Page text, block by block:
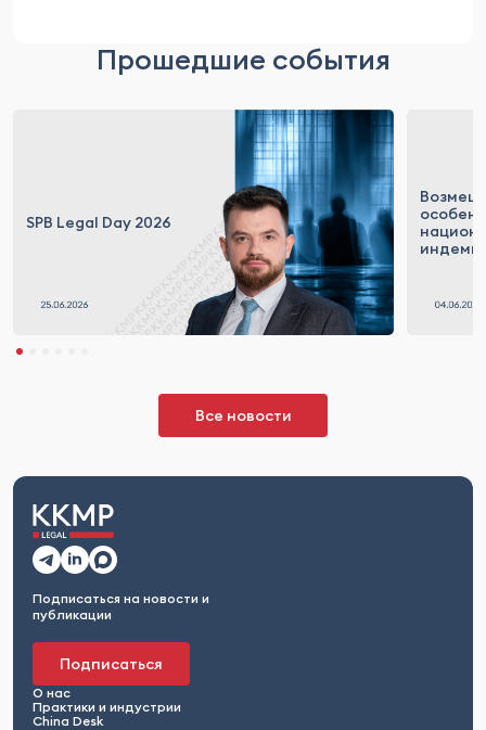
Прошедшие события
SPB Legal Day 2026
Все новости
Подписаться на новости и
публикации
Подписаться
О нас
Практики и индустрии
China Desk